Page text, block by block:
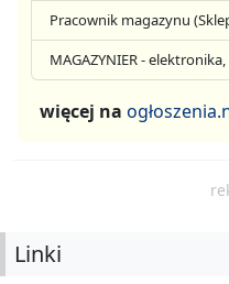
Pracownik magazynu
MAGAZYNIER -
więcej na
Linki